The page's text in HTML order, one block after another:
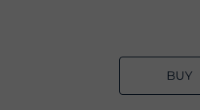
BUY